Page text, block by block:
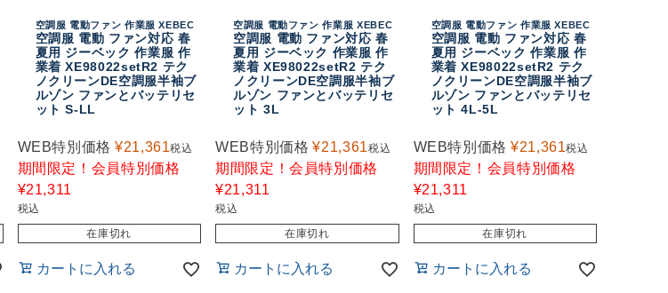
空調服 電動ファン 作業服 XEBEC
空調服 電動 ファン対応 春
夏用 ジーベック 作業服 作
業着 XE98022setR2 テク
ノクリーンDE空調服半袖ブ
ルゾン ファンとバッテリセ
ット S-LL
WEB特別価格 ¥21,361税込
期間限定！会員特別価格
¥21,311
税込
在庫切れ
カートに入れる
空調服 電動ファン 作業服 XEBEC
空調服 電動 ファン対応 春
夏用 ジーベック 作業服 作
業着 XE98022setR2 テク
ノクリーンDE空調服半袖ブ
ルゾン ファンとバッテリセ
ット 3L
WEB特別価格 ¥21,361税込
期間限定！会員特別価格
¥21,311
税込
在庫切れ
カートに入れる
空調服 電動ファン 作業服 XEBEC
空調服 電動 ファン対応 春
夏用 ジーベック 作業服 作
業着 XE98022setR2 テク
ノクリーンDE空調服半袖ブ
ルゾン ファンとバッテリセ
ット 4L-5L
WEB特別価格 ¥21,361税込
期間限定！会員特別価格
¥21,311
税込
在庫切れ
カートに入れる